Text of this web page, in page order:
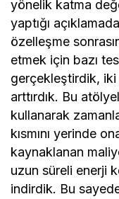
yönelik katma
yaptığı
özelleşme
etmek için bazı
gerçekleştirdik,
arttırdık. Bu
kullanarak
kısmını yerinde
kaynaklanan
uzun süreli enerji
indirdik. Bu